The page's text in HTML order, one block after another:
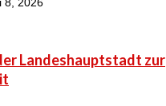
Landeshauptstadt zur